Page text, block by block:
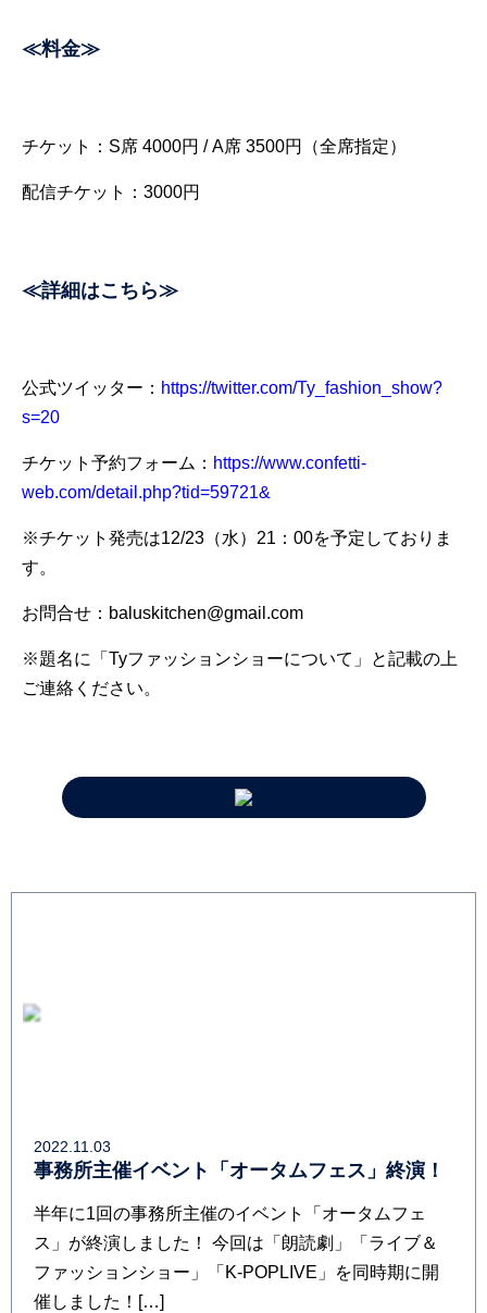
≪料金≫
チケット：S席 4000円 / A席 3500円（全席指定）
配信チケット：3000円
≪詳細はこちら≫
公式ツイッター： https://twitter.com/Ty_fashion_show?
s=20
チケット予約フォーム： https://www.confetti-
web.com/detail.php?tid=59721&
※チケット発売は12/23（水）21：00を予定しておりま
す。
お問合せ：baluskitchen@gmail.com
※題名に「Tyファッションショーについて」と記載の上
ご連絡ください。
2022.11.03
事務所主催イベント「オータムフェス」終演！
半年に1回の事務所主催のイベント「オータムフェ
ス」が終演しました！ 今回は「朗読劇」「ライブ＆
ファッションショー」「K-POPLIVE」を同時期に開
催しました！[…]